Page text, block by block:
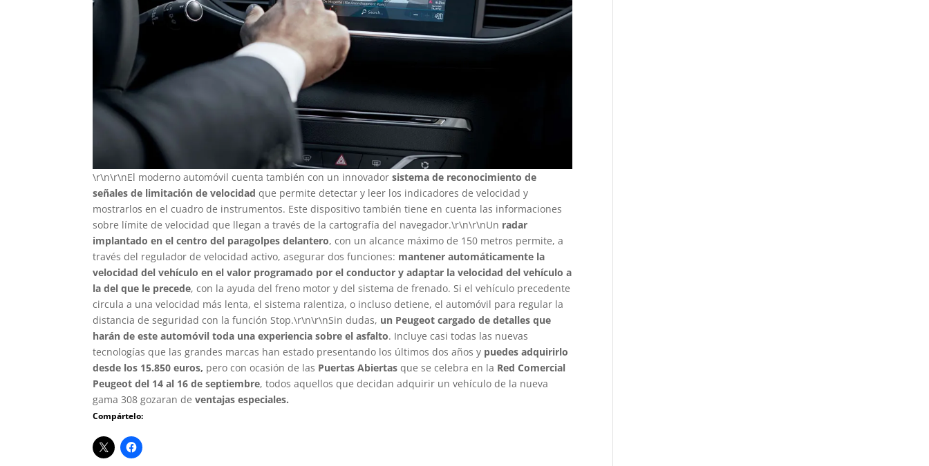
\r\n\r\nEl moderno automóvil cuenta también con un innovadorsistema de reconocimiento de
señales de limitación de velocidadque permite detectar y leer los indicadores de velocidad y
mostrarlos en el cuadro de instrumentos. Este dispositivo también tiene en cuenta las informaciones
sobre límite de velocidad que llegan a través de la cartografía del navegador.\r\n\r\nUn radar
implantado en el centro del paragolpes delantero, con un alcance máximo de 150 metros permite, a
través del regulador de velocidad activo, asegurar dos funciones: mantener automáticamente la
velocidad del vehículo en el valor programado por el conductor y adaptar la velocidad del vehículo a
la del que le precede, con la ayuda del freno motor y del sistema de frenado. Si el vehículo precedente
circula a una velocidad más lenta, el sistema ralentiza, o incluso detiene, el automóvil para regular la
distancia de seguridad con la función Stop.\r\n\r\nSin dudas, un Peugeot cargado de detalles que
harán de este automóvil toda una experiencia sobre el asfalto. Incluye casi todas las nuevas
tecnologías que las grandes marcas han estado presentando los últimos dos años y puedes adquirirlo
desde los 15.850 euros, pero con ocasión de las Puertas Abiertas que se celebra en la Red Comercial
Peugeot del 14 al 16 de septiembre, todos aquellos que decidan adquirir un vehículo de la nueva
gama 308 gozaran deventajas especiales.
Compártelo: